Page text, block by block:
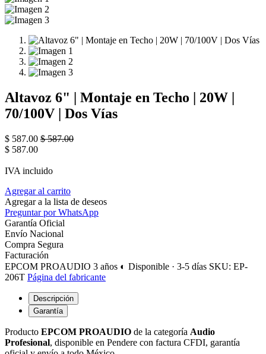
Altavoz 6" | Montaje en Techo | 20W |
70/100V | Dos Vías
$ 587.00 $587.00
$ 587.00
IVA incluido
Agregar al carrito
Agregar a la lista de deseos
Preguntar por WhatsApp
Garantía Oficial
Envío Nacional
Compra Segura
Facturación
EPCOM PROAUDIO 3 años ◐ Disponible · 3-5 días SKU: EP-
206T Página del fabricante
Descripción
Garantía
Producto EPCOM PROAUDIO de la categoría Audio
Profesional, disponible en Pendere con factura CFDI, garantía